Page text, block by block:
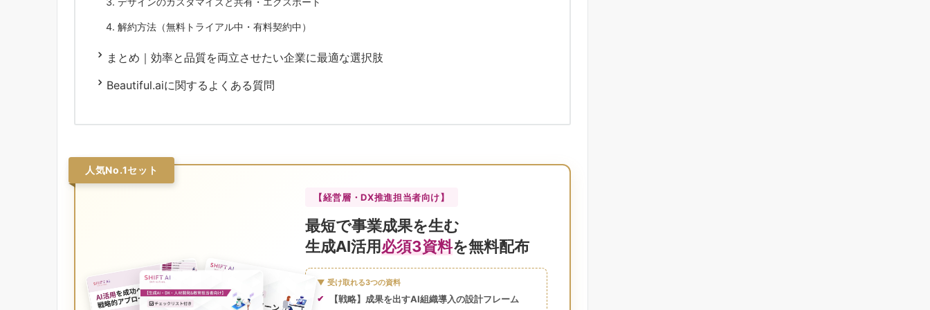
解約方法（無料トライアル中・有料契約中）
まとめ｜効率と品質を両立させたい企業に最適な選択肢
Beautiful.aiに関するよくある質問
人気No.1セット
【経営層・DX推進担当者向け】
最短で事業成果を生む
生成AI活用必須3資料を無料配布
▼ 受け取れる3つの資料
【戦略】成果を出すAI組織導入の設計フレーム